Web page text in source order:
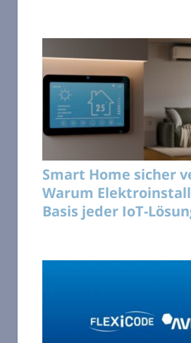
Smart Home sicher
Warum
Basis jeder IoT-